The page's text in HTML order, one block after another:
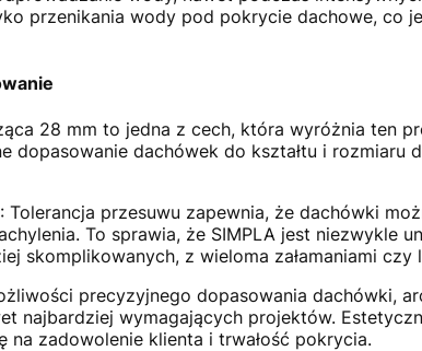
przenikania wody pod pokrycie dachowe, co
28 mm to jedna z cech, która wyróżnia ten
dopasowanie dachówek do kształtu i rozmiaru
: Tolerancja przesuwu zapewnia, że dachówki
To sprawia, że SIMPLA jest niezwykle
skomplikowanych, z wieloma załamaniami czy
precyzyjnego dopasowania dachówki,
najbardziej wymagających projektów.
na zadowolenie klienta i trwałość pokrycia.